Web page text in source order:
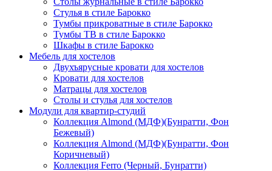
Стулья в стиле Барокко
Тумбы прикроватные в стиле Барокко
Тумбы ТВ в стиле Барокко
Шкафы в стиле Барокко
Мебель для хостелов
Двухъярусные кровати для хостелов
Кровати для хостелов
Матрацы для хостелов
Столы и стулья для хостелов
Модули для квартир-студий
Коллекция Almond (МДФ)(Бунратти, Фон
Бежевый)
Коллекция Almond (МДФ)(Бунратти, Фон
Коричневый)
Коллекция Ferro (Черный, Бунратти)